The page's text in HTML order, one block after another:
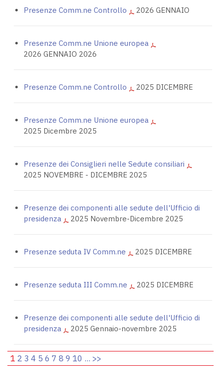
Presenze Comm.ne Controllo 2026 GENNAIO
Presenze Comm.ne Unione europea
2026 GENNAIO 2026
Presenze Comm.ne Controllo 2025 DICEMBRE
Presenze Comm.ne Unione europea
2025 Dicembre 2025
Presenze dei Consiglieri nelle Sedute consiliari
2025 NOVEMBRE - DICEMBRE 2025
Presenze dei componenti alle sedute dell'Ufficio di
presidenza
2025 Novembre-Dicembre 2025
Presenze seduta IV Comm.ne 2025 DICEMBRE
Presenze seduta III Comm.ne 2025 DICEMBRE
Presenze dei componenti alle sedute dell'Ufficio di
presidenza
2025 Gennaio-novembre 2025
1 2 3 4 5 6 7 8 9 10 ... >>